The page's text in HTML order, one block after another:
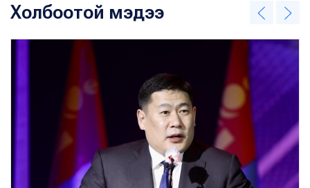
Холбоотой мэдээ